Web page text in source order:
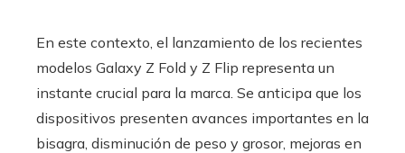
En este contexto, el lanzamiento de los recientes
modelos Galaxy Z Fold y Z Flip representa un
instante crucial para la marca. Se anticipa que los
dispositivos presenten avances importantes en la
bisagra, disminución de peso y grosor, mejoras en